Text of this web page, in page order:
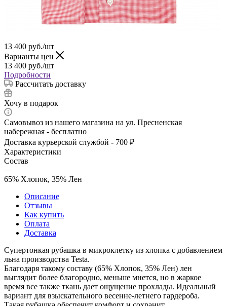
13 400 руб./шт
Варианты цен
13 400 руб./шт
Подробности
Рассчитать доставку
Хочу в подарок
Самовывоз из нашего магазина на ул. Пресненская
набережная - бесплатно
Доставка курьерской службой - 700 ₽
Характеристики
Состав
—
65% Хлопок, 35% Лен
Описание
Отзывы
Как купить
Оплата
Доставка
Супертонкая рубашка в микроклетку из хлопка с добавлением
льна производства Testa.
Благодаря такому составу (65% Хлопок, 35% Лен) лен
выглядит более благородно, меньше мнется, но в жаркое
время все также ткань дает ощущение прохлады. Идеальный
вариант для взыскательного весенне-летнего гардероба.